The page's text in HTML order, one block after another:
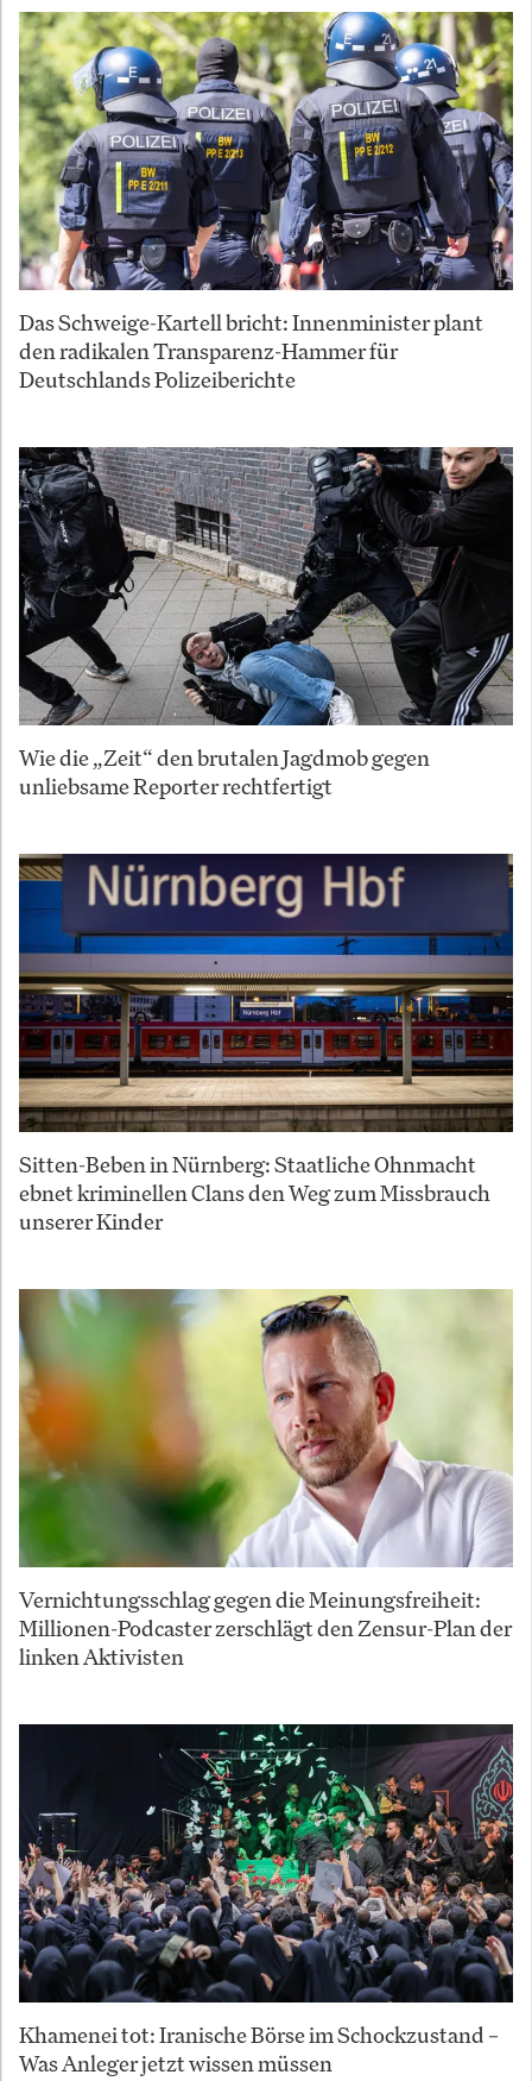
Das Schweige-Kartell bricht: Innenminister plant
den radikalen Transparenz-Hammer für
Deutschlands Polizeiberichte
Wie die „Zeit“ den brutalen Jagdmob gegen
unliebsame Reporter rechtfertigt
Sitten-Beben in Nürnberg: Staatliche Ohnmacht
ebnet kriminellen Clans den Weg zum Missbrauch
unserer Kinder
Vernichtungsschlag gegen die Meinungsfreiheit:
Millionen-Podcaster zerschlägt den Zensur-Plan der
linken Aktivisten
Khamenei tot: Iranische Börse im Schockzustand –
Was Anleger jetzt wissen müssen